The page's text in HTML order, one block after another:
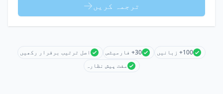
ترجمہ کریں
100+ زبانیں 30+ فارمیٹس
اصل ترتیب برقرار رکھیں
مفت پیش نظارہ